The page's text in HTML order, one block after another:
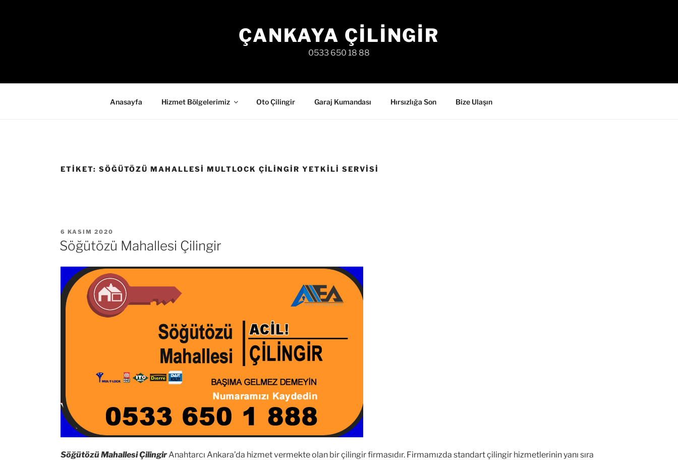
ÇANKAYA ÇILINGIR
0533 650 18 88
Anasayfa Hizmet Bölgelerimiz Oto Çilingir Garaj Kumandası Hırsızlığa Son Bize Ulaşın
ETIKET: SÖĞÜTÖZÜ MAHALLESI MULTLOCK ÇILINGIR YETKILI SERVISI
YAYIM
TARIHI
6 KASIM 2020
Söğütözü Mahallesi Çilingir
Söğütözü Mahallesi ÇilingirAnahtarcı Ankara’da hizmet vermekte olan bir çilingir firmasıdır. Firmamızda standart çilingir hizmetlerinin yanı sıra